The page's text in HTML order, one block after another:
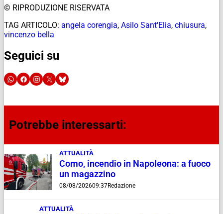
© RIPRODUZIONE RISERVATA
TAG ARTICOLO: angela corengia, Asilo Sant'Elia, chiusura,
vincenzo bella
Seguici su
Potrebbe interessarti:
ATTUALITÀ
Como, incendio in Napoleona: a fuoco
un magazzino
08/08/202609:37Redazione
ATTUALITÀ